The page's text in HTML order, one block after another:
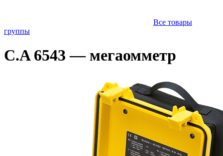
Все товары
группы
C.A 6543 — мегаомметр